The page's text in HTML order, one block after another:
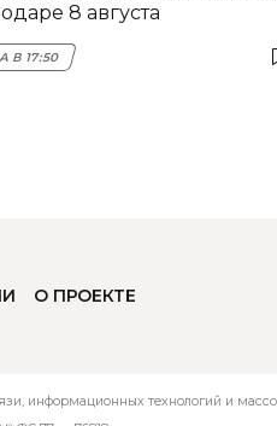
8 августа
В 17:50
О ПРОЕКТЕ
информационных технологий и